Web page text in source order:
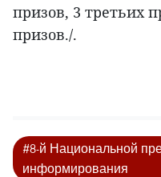
призов, 3 третьих
призов./.
#8-й Национальной
информирования